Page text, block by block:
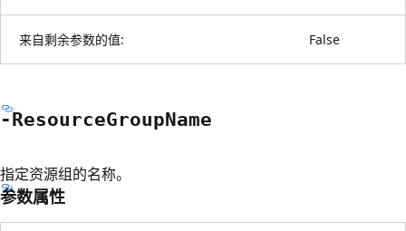
来自剩余参数的值: False
-ResourceGroupName
指定资源组的名称。
参数属性